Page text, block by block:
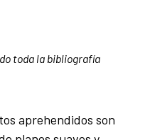
toda la bibliografía
aprehendidos son